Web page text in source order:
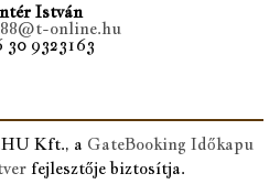
István
online.hu
30 9323163
Kft., a GateBooking Időkapu
fejlesztője biztosítja.